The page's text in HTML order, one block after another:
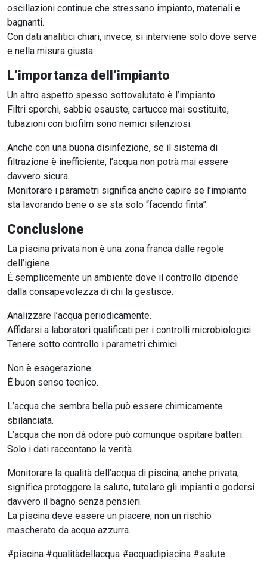
oscillazioni continue che stressano impianto, materiali e
bagnanti.
Con dati analitici chiari, invece, si interviene solo dove serve
e nella misura giusta.
L’importanza dell’impianto
Un altro aspetto spesso sottovalutato è l’impianto.
Filtri sporchi, sabbie esauste, cartucce mai sostituite,
tubazioni con biofilm sono nemici silenziosi.
Anche con una buona disinfezione, se il sistema di
filtrazione è inefficiente, l’acqua non potrà mai essere
davvero sicura.
Monitorare i parametri significa anche capire se l’impianto
sta lavorando bene o se sta solo “facendo finta”.
Conclusione
La piscina privata non è una zona franca dalle regole
dell’igiene.
È semplicemente un ambiente dove il controllo dipende
dalla consapevolezza di chi la gestisce.
Analizzare l’acqua periodicamente.
Affidarsi a laboratori qualificati per i controlli microbiologici.
Tenere sotto controllo i parametri chimici.
Non è esagerazione.
È buon senso tecnico.
L’acqua che sembra bella può essere chimicamente
sbilanciata.
L’acqua che non dà odore può comunque ospitare batteri.
Solo i dati raccontano la verità.
Monitorare la qualità dell’acqua di piscina, anche privata,
significa proteggere la salute, tutelare gli impianti e godersi
davvero il bagno senza pensieri.
La piscina deve essere un piacere, non un rischio
mascherato da acqua azzurra.
#piscina #qualitàdellacqua #acquadipiscina #salute